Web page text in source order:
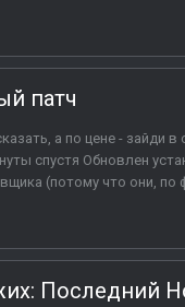
патч
а по цене - зайди
спустя Обновлен
(потому что они, по
Последний